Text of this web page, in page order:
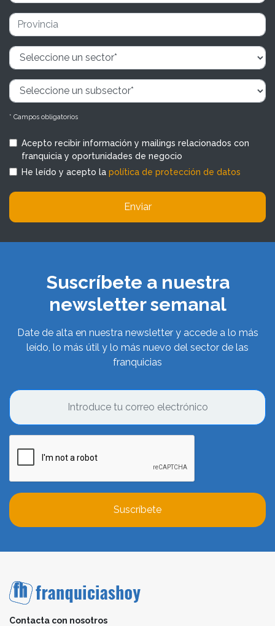
* Campos obligatorios
Acepto recibir información y mailings relacionados con
franquicia y oportunidades de negocio
He leído y acepto la política de protección de datos
Enviar
Suscríbete a nuestra
newsletter semanal
Date de alta en nuestra newsletter y accede a lo más
leído, lo más útil y lo más nuevo del sector de las
franquicias
Suscríbete
Contacta con nosotros